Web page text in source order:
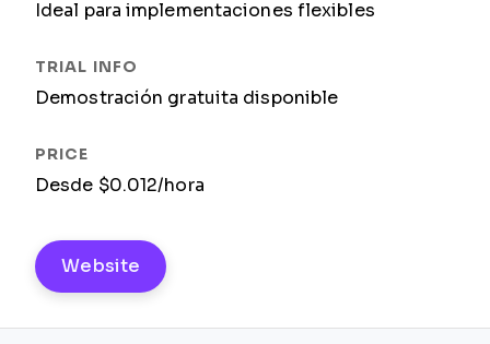
Ideal para implementaciones flexibles
Demostración gratuita disponible
Desde $0.012/hora
Website